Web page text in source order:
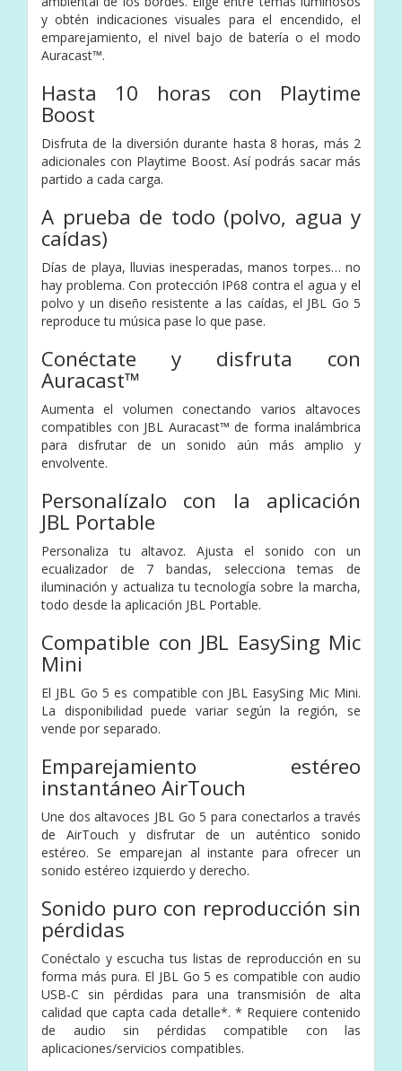
y obtén indicaciones visuales para el encendido, el
emparejamiento, el nivel bajo de batería o el modo
Auracast™.
Hasta 10 horas con Playtime
Boost
Disfruta de la diversión durante hasta 8 horas, más 2
adicionales con Playtime Boost. Así podrás sacar más
partido a cada carga.
A prueba de todo (polvo, agua y
caídas)
Días de playa, lluvias inesperadas, manos torpes… no
hay problema. Con protección IP68 contra el agua y el
polvo y un diseño resistente a las caídas, el JBL Go 5
reproduce tu música pase lo que pase.
Conéctate y disfruta con
Auracast™
Aumenta el volumen conectando varios altavoces
compatibles con JBL Auracast™ de forma inalámbrica
para disfrutar de un sonido aún más amplio y
envolvente.
Personalízalo con la aplicación
JBL Portable
Personaliza tu altavoz. Ajusta el sonido con un
ecualizador de 7 bandas, selecciona temas de
iluminación y actualiza tu tecnología sobre la marcha,
todo desde la aplicación JBL Portable.
Compatible con JBL EasySing Mic
Mini
El JBL Go 5 es compatible con JBL EasySing Mic Mini.
La disponibilidad puede variar según la región, se
vende por separado.
Emparejamiento estéreo
instantáneo AirTouch
Une dos altavoces JBL Go 5 para conectarlos a través
de AirTouch y disfrutar de un auténtico sonido
estéreo. Se emparejan al instante para ofrecer un
sonido estéreo izquierdo y derecho.
Sonido puro con reproducción sin
pérdidas
Conéctalo y escucha tus listas de reproducción en su
forma más pura. El JBL Go 5 es compatible con audio
USB-C sin pérdidas para una transmisión de alta
calidad que capta cada detalle*. * Requiere contenido
de audio sin pérdidas compatible con las
aplicaciones/servicios compatibles.